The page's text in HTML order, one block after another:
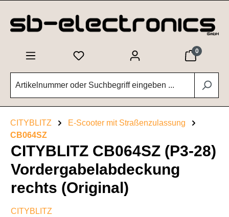
0
CITYBLITZ
E-Scooter mit Straßenzulassung
CB064SZ
CITYBLITZ CB064SZ (P3-28)
Vordergabelabdeckung
rechts (Original)
CITYBLITZ